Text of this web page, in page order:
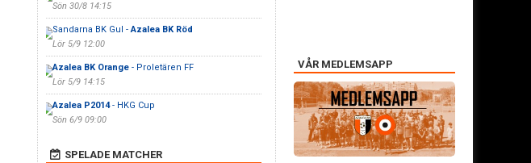
Sön 30/8 14:15
Sandarna BK Gul -Azalea BK Röd
Lör 5/9 12:00
Azalea BK Orange- Proletären FF
Lör 5/9 14:15
Azalea P2014- HKG Cup
Sön 6/9 09:00
SPELADE MATCHER
VÅR MEDLEMSAPP